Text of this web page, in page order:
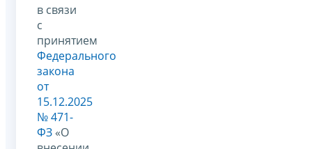
в связи
с
принятием
Федерального
закона
от
15.12.2025
№ 471-
ФЗ «О